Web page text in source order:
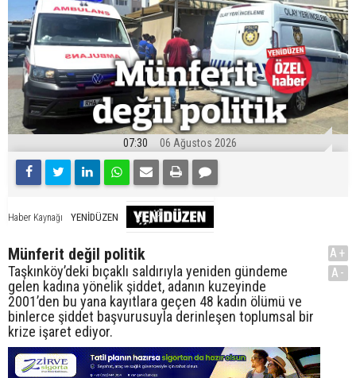
07:30 06 Ağustos 2026
Haber Kaynağı YENİDÜZEN
Münferit değil politik
Taşkınköy’deki bıçaklı saldırıyla yeniden gündeme
gelen kadına yönelik şiddet, adanın kuzeyinde
2001’den bu yana kayıtlara geçen 48 kadın ölümü ve
binlerce şiddet başvurusuyla derinleşen toplumsal bir
krize işaret ediyor.
A+
A-